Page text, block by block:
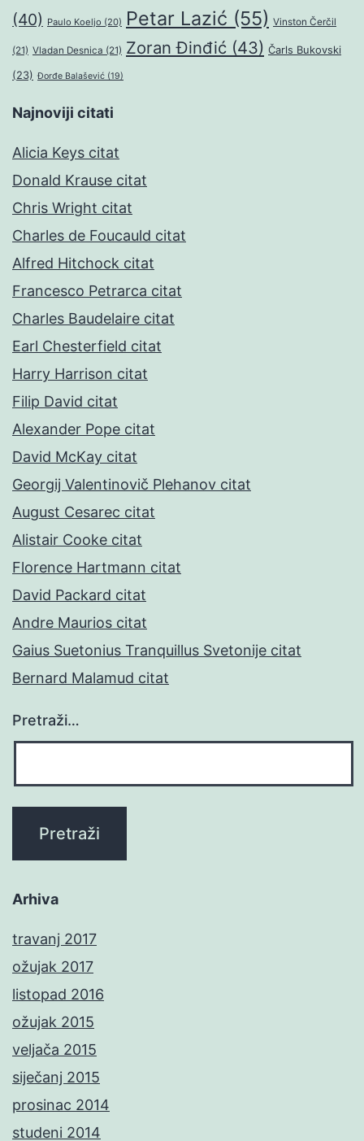
(40) Paulo Koeljo (20) Petar Lazić (55) Vinston Čerčil
(21) Vladan Desnica (21) Zoran Đinđić (43) Čarls Bukovski
(23) Đorđe Balašević (19)
Najnoviji citati
Alicia Keys citat
Donald Krause citat
Chris Wright citat
Charles de Foucauld citat
Alfred Hitchock citat
Francesco Petrarca citat
Charles Baudelaire citat
Earl Chesterfield citat
Harry Harrison citat
Filip David citat
Alexander Pope citat
David McKay citat
Georgij Valentinovič Plehanov citat
August Cesarec citat
Alistair Cooke citat
Florence Hartmann citat
David Packard citat
Andre Maurios citat
Gaius Suetonius Tranquillus Svetonije citat
Bernard Malamud citat
Pretraži…
Arhiva
travanj 2017
ožujak 2017
listopad 2016
ožujak 2015
veljača 2015
siječanj 2015
prosinac 2014
studeni 2014